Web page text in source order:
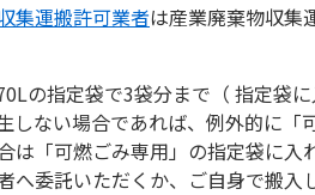
集運搬許可業者は産業廃棄物収集
の指定袋で3袋分まで（ 指定袋
しない場合であれば、例外的に「
は「可燃ごみ専用」の指定袋に
委託いただくか、ご自身で搬入